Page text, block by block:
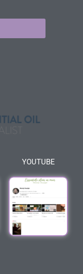
YOUTUBE